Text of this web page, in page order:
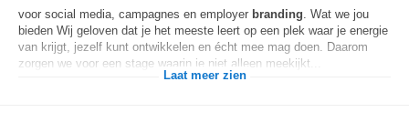
voor social media, campagnes en employer branding. Wat we jou
bieden Wij geloven dat je het meeste leert op een plek waar je energie
van krijgt, jezelf kunt ontwikkelen en écht mee mag doen. Daarom
zorgen we voor een stage waarin je niet alleen meekijkt...
Laat meer zien